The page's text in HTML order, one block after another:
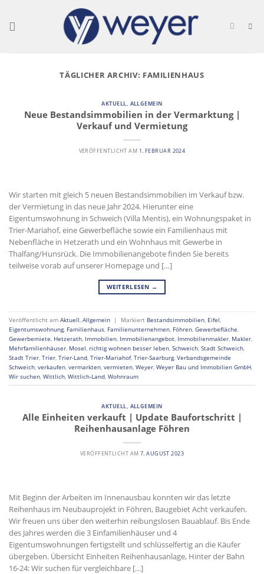
content
TÄGLICHER ARCHIV: FAMILIENHAUS
AKTUELL, ALLGEMEIN
Neue Bestandsimmobilien in der Vermarktung |
Verkauf und Vermietung
VERÖFFENTLICHT AM 1. FEBRUAR 2024
Wir starten mit gleich 5 neuen Bestandsimmobilien im Verkauf bzw.
der Vermietung in das neue Jahr 2024. Hierunter eine
Eigentumswohnung in Schweich (Villa Mentis), ein Wohnungspaket in
Trier-Mariahof, eine Gewerbefläche sowie ein Familienhaus mit
Nebenfläche in Hetzerath und ein Wohnhaus mit Gewerbe in
Thalfang/Hunsrück. Die Immobilienangebote finden Sie bereits
teilweise vorab auf unserer Homepage und […]
WEITERLESEN →
Veröffentlicht am Aktuell, Allgemein | Markiert Bestandsimmobilien, Eifel,
Eigentumswohnung, Familienhaus, Familienunternehmen, Föhren, Gewerbefläche,
Gewerbemiete, Hetzerath, Immobilien, Immobilienangebot, Immobilienmakler, Makler,
Mehrfamilienhäuser, Mosel, richtig wohnen besser leben, Schweich, Stadt Schweich,
Stadt Trier, Trier, Trier-Land, Trier-Mariahof, Trier-Saarburg, Verbandsgemeinde
Schweich, verkaufen, vermarkten, vermieten, Weyer, Weyer Bau und Immobilien GmbH,
Wir suchen, Wittlich, Wittlich-Land, Wohnraum
AKTUELL, ALLGEMEIN
Alle Einheiten verkauft | Update Baufortschritt |
Reihenhausanlage Föhren
VERÖFFENTLICHT AM 7. AUGUST 2023
Mit Beginn der Arbeiten im Innenausbau konnten wir das letzte
Reihenhaus im Neubauprojekt in Föhren, Baugebiet Acht verkaufen.
Wir freuen uns über den weiterhin reibungslosen Bauablauf. Bis Ende
des Jahres werden die 3 Einfamilienhäuser und 4
Eigentumswohnungen fertigstellt und schlüsselfertig an die Käufer
übergeben. Übersicht Einheiten Reihenhausanlage, Hinter der Bahn
16-24: Wir suchen für vergleichbare […]